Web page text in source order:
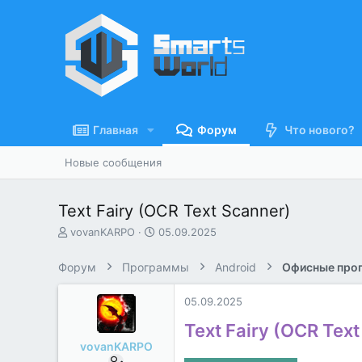
Главная Форум Что нового?
Новые сообщения
Text Fairy (OCR Text Scanner)
А
о
vovanKARPO
Д
а
05.09.2025
Форум Программы Android Офисные
vovanKARPO
05.09.2025
Text Fairy (OCR